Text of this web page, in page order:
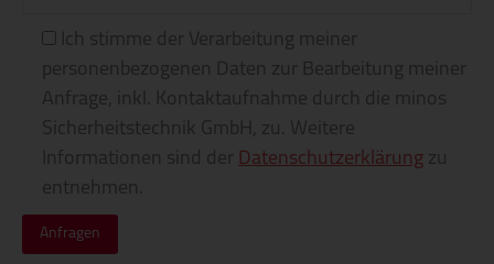
Ich stimme der Verarbeitung meiner
personenbezogenen Daten zur Bearbeitung meiner
Anfrage, inkl. Kontaktaufnahme durch die minos
Sicherheitstechnik GmbH, zu. Weitere
Informationen sind der Datenschutzerklärung zu
entnehmen.